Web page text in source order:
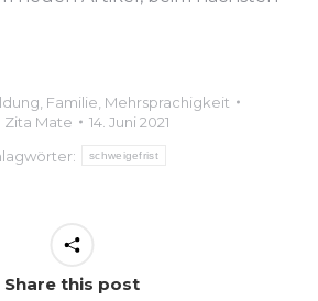
Familie Mehrsprachigkeit
Zita Mate
14. Juni 2021
schweigefrist
Share this post